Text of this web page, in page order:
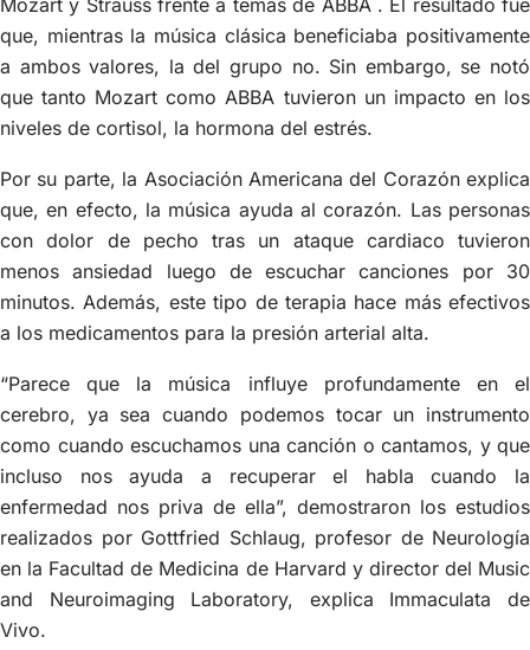
que, mientras la música clásica beneficiaba positivamente
a ambos valores, la del grupo no. Sin embargo, se notó
que tanto Mozart como ABBA tuvieron un impacto en los
niveles de cortisol, la hormona del estrés.
Por su parte, la Asociación Americana del Corazón explica
que, en efecto, la música ayuda al corazón. Las personas
con dolor de pecho tras un ataque cardiaco tuvieron
menos ansiedad luego de escuchar canciones por 30
minutos. Además, este tipo de terapia hace más efectivos
a los medicamentos para la presión arterial alta.
“Parece que la música influye profundamente en el
cerebro, ya sea cuando podemos tocar un instrumento
como cuando escuchamos una canción o cantamos, y que
incluso nos ayuda a recuperar el habla cuando la
enfermedad nos priva de ella”, demostraron los estudios
realizados por Gottfried Schlaug, profesor de Neurología
en la Facultad de Medicina de Harvard y director del Music
and Neuroimaging Laboratory, explica Immaculata de
Vivo.